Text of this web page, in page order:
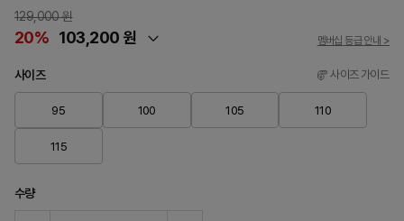
129,000 원
20% 103,200 원 멤버십 등급 안내 >
사이즈 사이즈 가이드
95 100 105 110
115
수량